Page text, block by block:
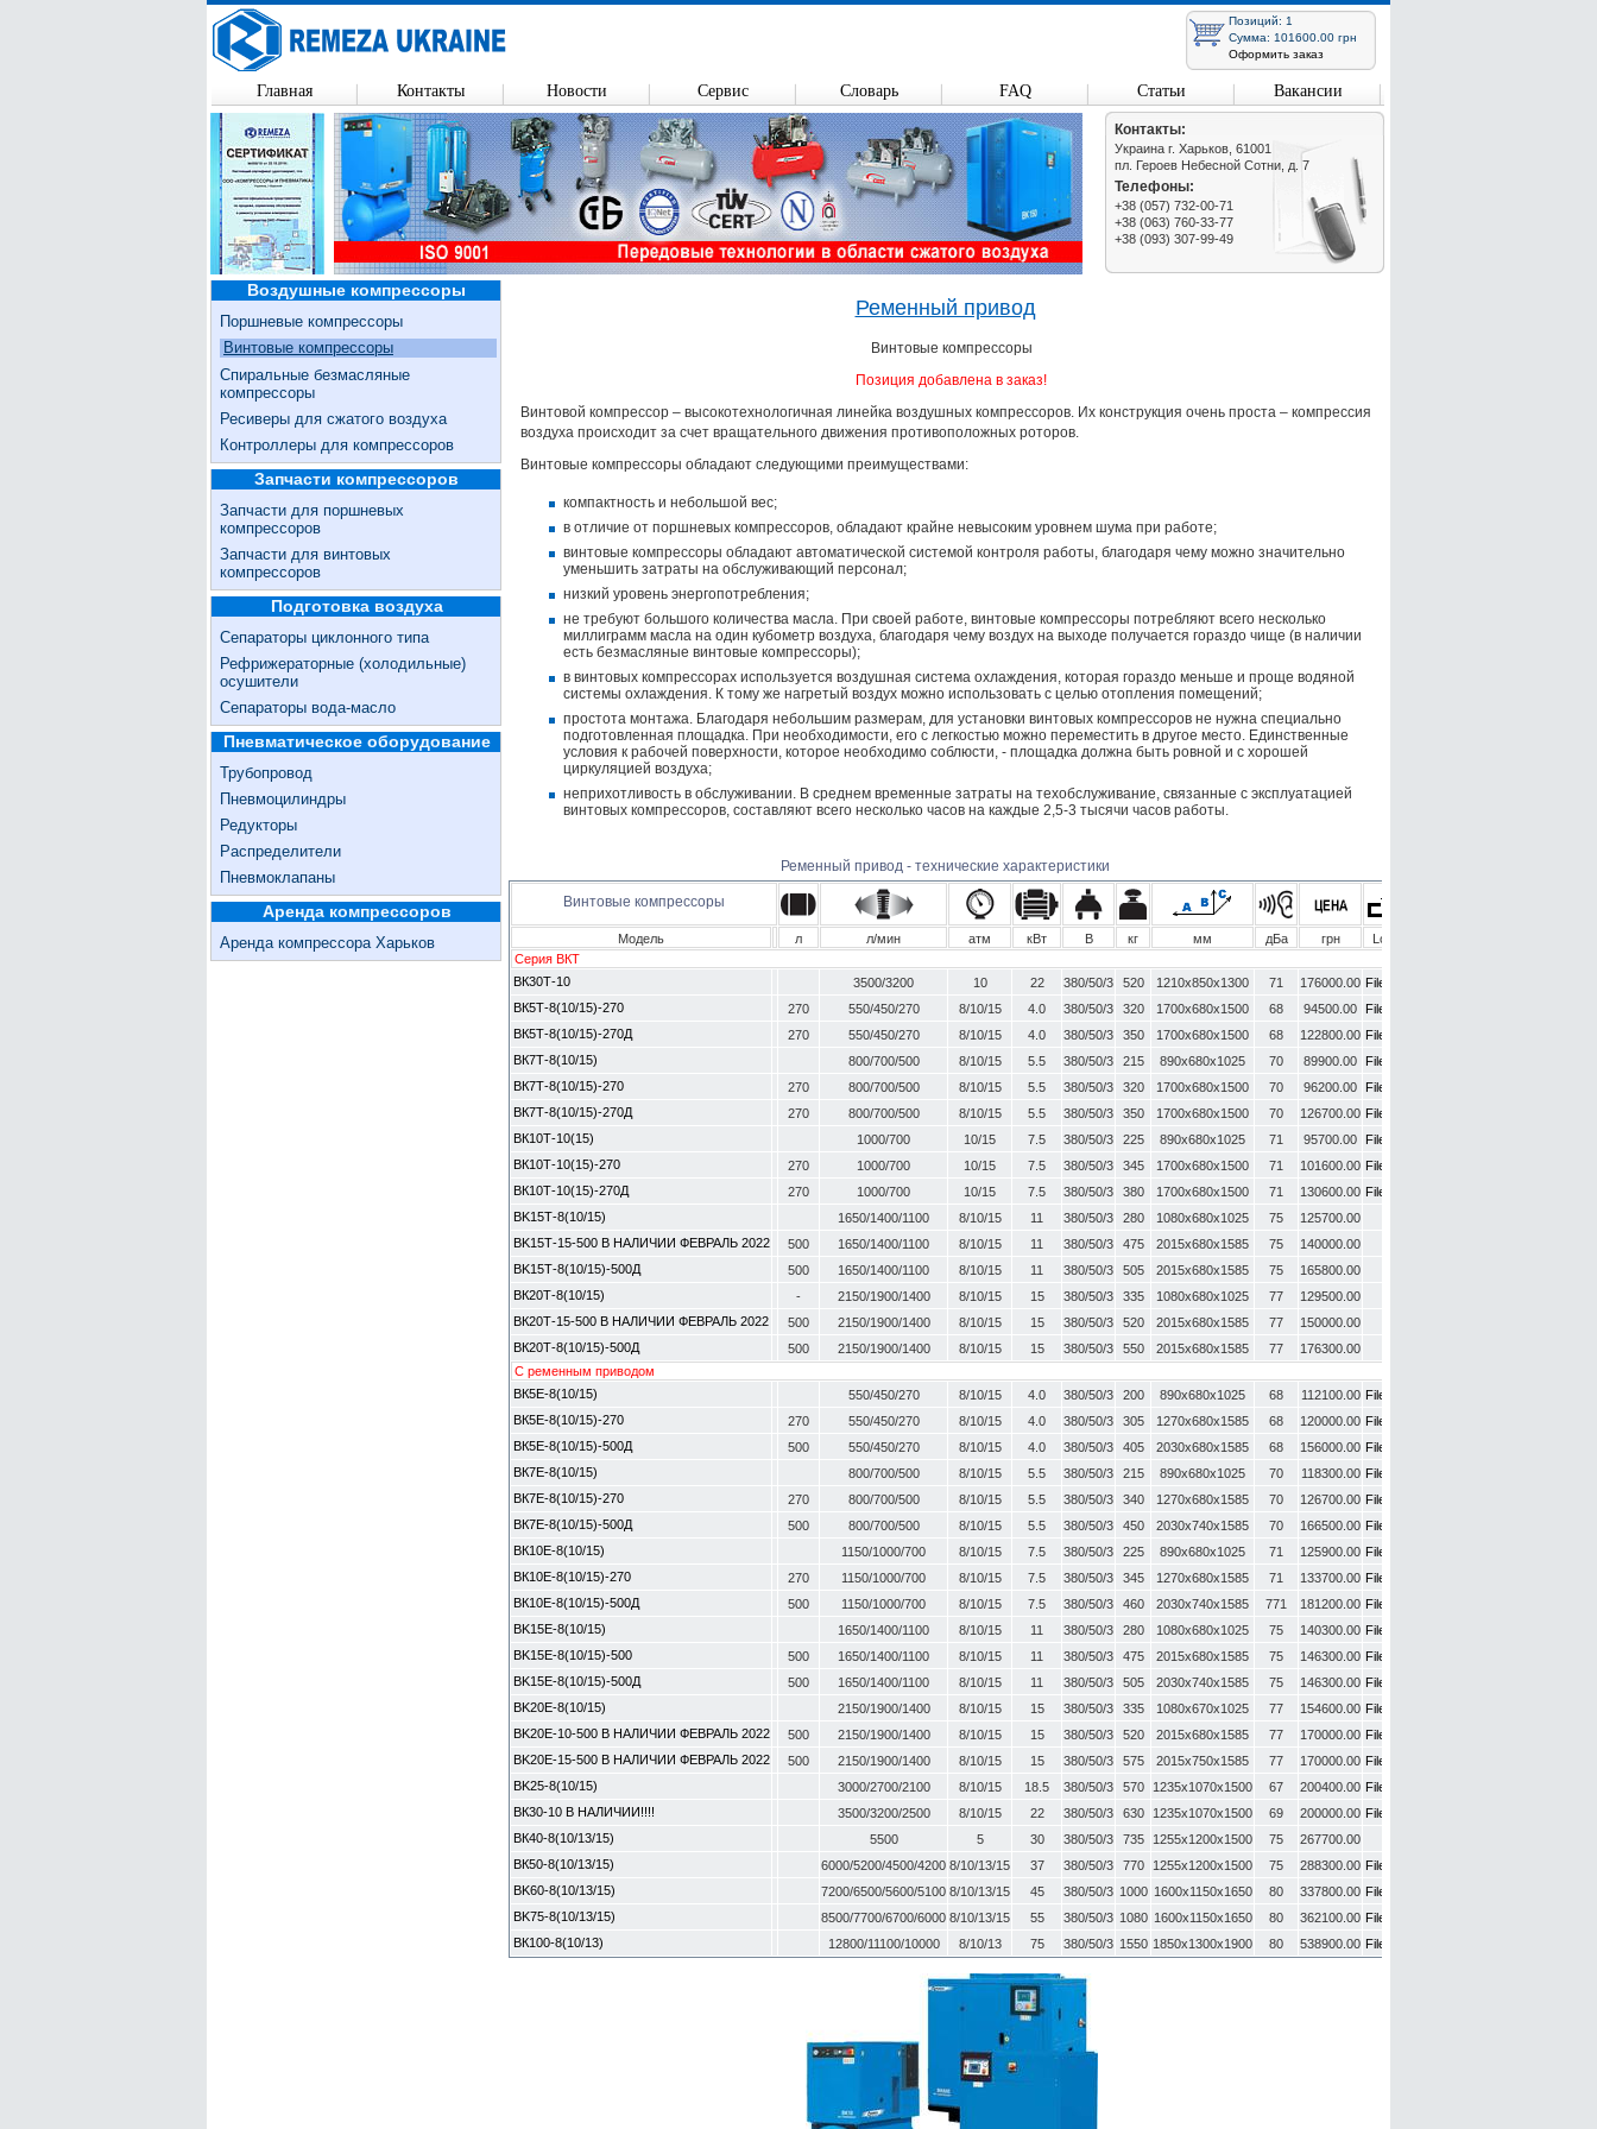
Контакты:
Украина г. Харьков, 61001
пл. Героев Небесной Сотни, д. 7
Телефоны:
+38 (057) 732-00-71
+38 (063) 760-33-77
+38 (093) 307-99-49
Воздушные компрессоры
Поршневые компрессоры
Винтовые компрессоры
Спиральные безмасляные
компрессоры
Ресиверы для сжатого воздуха
Контроллеры для компрессоров
Запчасти компрессоров
Запчасти для поршневых
компрессоров
Запчасти для винтовых
компрессоров
Подготовка воздуха
Сепараторы циклонного типа
Рефрижераторные (холодильные)
осушители
Сепараторы вода-масло
Пневматическое оборудование
Трубопровод
Пневмоцилиндры
Редукторы
Распределители
Пневмоклапаны
Аренда компрессоров
Аренда компрессора Харьков
Ременный привод
Винтовые компрессоры
Позиция добавлена в заказ!
Винтовой компрессор – высокотехнологичная линейка воздушных компрессоров. Их конструкция очень проста – компрессия
воздуха происходит за счет вращательного движения противоположных роторов.
Винтовые компрессоры обладают следующими преимуществами:
компактность и небольшой вес;
в отличие от поршневых компрессоров, обладают крайне невысоким уровнем шума при работе;
винтовые компрессоры обладают автоматической системой контроля работы, благодаря чему можно значительно
уменьшить затраты на обслуживающий персонал;
низкий уровень энергопотребления;
не требуют большого количества масла. При своей работе, винтовые компрессоры потребляют всего несколько
миллиграмм масла на один кубометр воздуха, благодаря чему воздух на выходе получается гораздо чище (в наличии
есть безмасляные винтовые компрессоры);
в винтовых компрессорах используется воздушная система охлаждения, которая гораздо меньше и проще водяной
системы охлаждения. К тому же нагретый воздух можно использовать с целью отопления помещений;
простота монтажа. Благодаря небольшим размерам, для установки винтовых компрессоров не нужна специально
подготовленная площадка. При необходимости, его с легкостью можно переместить в другое место. Единственные
условия к рабочей поверхности, которое необходимо соблюсти, - площадка должна быть ровной и с хорошей
циркуляцией воздуха;
неприхотливость в обслуживании. В среднем временные затраты на техобслуживание, связанные с эксплуатацией
винтовых компрессоров, составляют всего несколько часов на каждые 2,5-3 тысячи часов работы.
Ременный привод - технические характеристики
Винтовые компрессоры
Модель л л/мин атм кВт В кг мм дБа грн
Load
Серия ВКТ
ВК30Т-10
3500/3200 10 22 380/50/3 520 1210х850х1300 71 176000.00 File UP
ВК5Т-8(10/15)-270
270 550/450/270 8/10/15 4.0 380/50/3 320 1700х680х1500 68 94500.00
File UP
ВК5Т-8(10/15)-270Д
270 550/450/270 8/10/15 4.0 380/50/3 350 1700х680х1500 68 122800.00 File UP
ВК7Т-8(10/15)
800/700/500 8/10/15 5.5 380/50/3 215 890х680х1025 70 89900.00
File UP
ВК7Т-8(10/15)-270
270 800/700/500 8/10/15 5.5 380/50/3 320 1700х680х1500 70 96200.00
File UP
ВК7Т-8(10/15)-270Д
270 800/700/500 8/10/15 5.5 380/50/3 350 1700х680х1500 70 126700.00 File UP
ВК10Т-10(15)
1000/700 10/15 7.5 380/50/3 225 890х680х1025 71 95700.00
File UP
ВК10Т-10(15)-270
270 1000/700 10/15 7.5 380/50/3 345 1700х680х1500 71 101600.00 File UP
ВК10Т-10(15)-270Д
270 1000/700 10/15 7.5 380/50/3 380 1700х680х1500 71 130600.00 File UP
BK15Т-8(10/15)
1650/1400/1100 8/10/15 11 380/50/3 280 1080x680x1025 75 125700.00
BK15Т-15-500 В НАЛИЧИИ ФЕВРАЛЬ 2022
500 1650/1400/1100 8/10/15 11 380/50/3 475 2015x680x1585 75 140000.00
BK15Т-8(10/15)-500Д
500 1650/1400/1100 8/10/15 11 380/50/3 505 2015x680x1585 75 165800.00
ВК20Т-8(10/15)
- 2150/1900/1400 8/10/15 15 380/50/3 335 1080x680x1025 77 129500.00
ВК20Т-15-500 В НАЛИЧИИ ФЕВРАЛЬ 2022
500 2150/1900/1400 8/10/15 15 380/50/3 520 2015x680x1585 77 150000.00
ВК20Т-8(10/15)-500Д
500 2150/1900/1400 8/10/15 15 380/50/3 550 2015x680x1585 77 176300.00
С ременным приводом
ВК5E-8(10/15)
550/450/270 8/10/15 4.0 380/50/3 200 890x680x1025 68 112100.00 File UP
ВК5E-8(10/15)-270
270 550/450/270 8/10/15 4.0 380/50/3 305 1270x680x1585 68 120000.00 File UP
ВК5E-8(10/15)-500Д
500 550/450/270 8/10/15 4.0 380/50/3 405 2030x680x1585 68 156000.00 File UP
ВК7E-8(10/15)
800/700/500 8/10/15 5.5 380/50/3 215 890x680x1025 70 118300.00 File UP
ВК7E-8(10/15)-270
270 800/700/500 8/10/15 5.5 380/50/3 340 1270x680x1585 70 126700.00 File UP
ВК7E-8(10/15)-500Д
500 800/700/500 8/10/15 5.5 380/50/3 450 2030x740x1585 70 166500.00 File UP
ВК10E-8(10/15)
1150/1000/700 8/10/15 7.5 380/50/3 225 890x680x1025 71 125900.00 File UP
ВК10E-8(10/15)-270
270 1150/1000/700 8/10/15 7.5 380/50/3 345 1270x680x1585 71 133700.00 File UP
ВК10E-8(10/15)-500Д
500 1150/1000/700 8/10/15 7.5 380/50/3 460 2030x740x1585 771 181200.00 File UP
BK15E-8(10/15)
1650/1400/1100 8/10/15 11 380/50/3 280 1080x680x1025 75 140300.00 File UP
BK15E-8(10/15)-500
500 1650/1400/1100 8/10/15 11 380/50/3 475 2015x680x1585 75 146300.00 File UP
BK15E-8(10/15)-500Д
500 1650/1400/1100 8/10/15 11 380/50/3 505 2030x740x1585 75 146300.00 File UP
BK20E-8(10/15)
2150/1900/1400 8/10/15 15 380/50/3 335 1080x670x1025 77 154600.00 File UP
BK20E-10-500 В НАЛИЧИИ ФЕВРАЛЬ 2022
500 2150/1900/1400 8/10/15 15 380/50/3 520 2015x680x1585 77 170000.00 File UP
BK20E-15-500 В НАЛИЧИИ ФЕВРАЛЬ 2022
500 2150/1900/1400 8/10/15 15 380/50/3 575 2015x750x1585 77 170000.00 File UP
BK25-8(10/15)
3000/2700/2100 8/10/15 18.5 380/50/3 570 1235x1070x1500 67 200400.00 File UP
ВК30-10 В НАЛИЧИИ!!!!
3500/3200/2500 8/10/15 22 380/50/3 630 1235x1070x1500 69 200000.00 File UP
ВК40-8(10/13/15)
5500 5 30 380/50/3 735 1255х1200х1500 75 267700.00
ВК50-8(10/13/15)
6000/5200/4500/4200 8/10/13/15 37 380/50/3 770 1255х1200х1500 75 288300.00 File UP
BK60-8(10/13/15)
7200/6500/5600/5100 8/10/13/15 45 380/50/3 1000 1600x1150x1650 80 337800.00 File UP
BK75-8(10/13/15)
8500/7700/6700/6000 8/10/13/15 55 380/50/3 1080 1600x1150x1650 80 362100.00 File UP
ВК100-8(10/13)
12800/11100/10000 8/10/13 75 380/50/3 1550 1850х1300х1900 80 538900.00 File UP
Позиций: 1
Сумма: 101600.00 грн
Оформить заказ
Главная Контакты Новости Сервис Словарь FAQ Статьи Вакансии